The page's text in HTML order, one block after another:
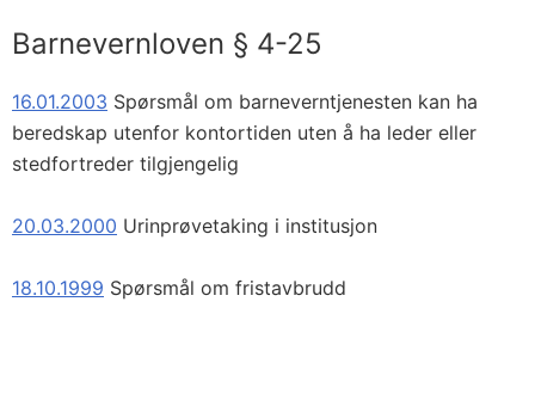
Barnevernloven § 4-25
16.01.2003 Spørsmål om barneverntjenesten kan ha
beredskap utenfor kontortiden uten å ha leder eller
stedfortreder tilgjengelig
20.03.2000 Urinprøvetaking i institusjon
18.10.1999 Spørsmål om fristavbrudd